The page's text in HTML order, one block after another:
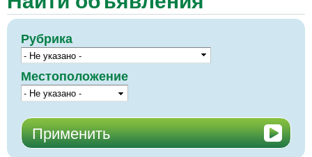
Рубрика
Местоположение